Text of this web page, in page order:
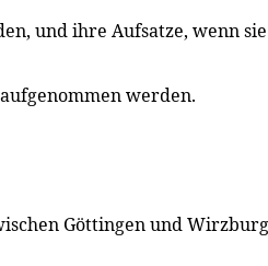
und ihre Aufsatze, wenn
werden.
Göttingen und